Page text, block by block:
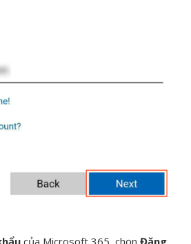
của Microsoft 365, chọn Đăng